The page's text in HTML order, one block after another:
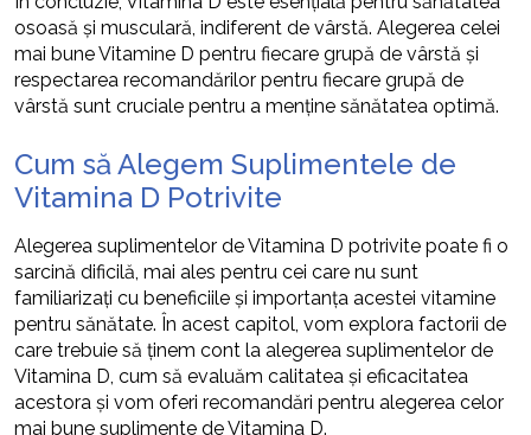
osoasă și musculară, indiferent de vârstă. Alegerea celei
mai bune Vitamine D pentru fiecare grupă de vârstă și
respectarea recomandărilor pentru fiecare grupă de
vârstă sunt cruciale pentru a menține sănătatea optimă.
Cum să Alegem Suplimentele de
Vitamina D Potrivite
Alegerea suplimentelor de Vitamina D potrivite poate fi o
sarcină dificilă, mai ales pentru cei care nu sunt
familiarizați cu beneficiile și importanța acestei vitamine
pentru sănătate. În acest capitol, vom explora factorii de
care trebuie să ținem cont la alegerea suplimentelor de
Vitamina D, cum să evaluăm calitatea și eficacitatea
acestora și vom oferi recomandări pentru alegerea celor
mai bune suplimente de Vitamina D.